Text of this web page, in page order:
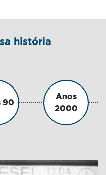
história
90
Anos
2000